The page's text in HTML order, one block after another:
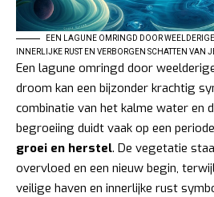
EEN LAGUNE OMRINGD DOOR
INNERLIJKE RUST EN VERBORGEN SCHATTEN VAN
Een lagune omringd door
droom kan een bijzonder krachtig
combinatie van het kalme water en
begroeiing duidt vaak op een
groei en herstel. De vegetatie
overvloed en een nieuw begin,
veilige haven en innerlijke rust